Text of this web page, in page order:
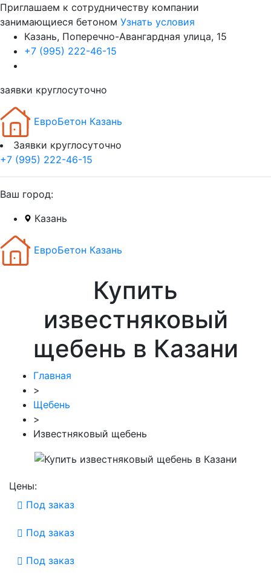
Приглашаем к сотрудничеству компании
занимающиеся бетоном Узнать условия
Казань, Поперечно-Авангардная улица, 15
+7 (995) 222-46-15
заявки круглосуточно
ЕвроБетон Казань
Заявки круглосуточно
+7 (995) 222-46-15
Ваш город:
Казань
ЕвроБетон Казань
Купить
известняковый
щебень в Казани
Главная
>
Щебень
>
Известняковый щебень
Цены:
Под заказ
Под заказ
Под заказ